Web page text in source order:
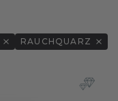
RAUCHQUARZ